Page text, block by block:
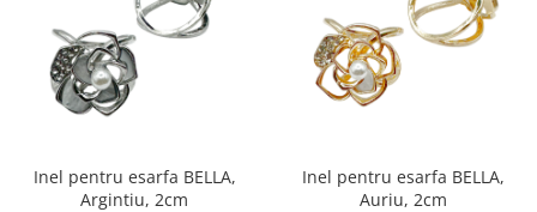
Inel pentru esarfa BELLA,
Argintiu, 2cm
Inel pentru esarfa BELLA,
Auriu, 2cm